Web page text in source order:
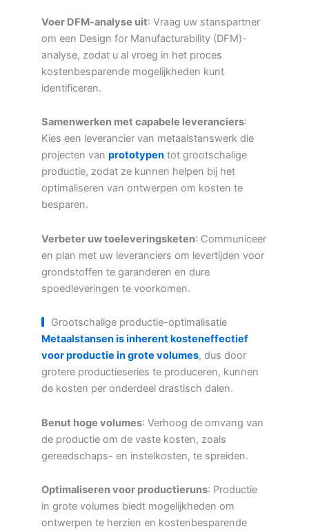
Voer DFM-analyse uit: Vraag uw stanspartner
om een Design for Manufacturability (DFM)-
analyse, zodat u al vroeg in het proces
kostenbesparende mogelijkheden kunt
identificeren.
Samenwerken met capabele leveranciers:
Kies een leverancier van metaalstanswerk die
projecten van prototypen tot grootschalige
productie, zodat ze kunnen helpen bij het
optimaliseren van ontwerpen om kosten te
besparen.
Verbeter uw toeleveringsketen: Communiceer
en plan met uw leveranciers om levertijden voor
grondstoffen te garanderen en dure
spoedleveringen te voorkomen.
Grootschalige productie-optimalisatie
Metaalstansen is inherent kosteneffectief
voor productie in grote volumes, dus door
grotere productieseries te produceren, kunnen
de kosten per onderdeel drastisch dalen.
Benut hoge volumes: Verhoog de omvang van
de productie om de vaste kosten, zoals
gereedschaps- en instelkosten, te spreiden.
Optimaliseren voor productieruns: Productie
in grote volumes biedt mogelijkheden om
ontwerpen te herzien en kostenbesparende